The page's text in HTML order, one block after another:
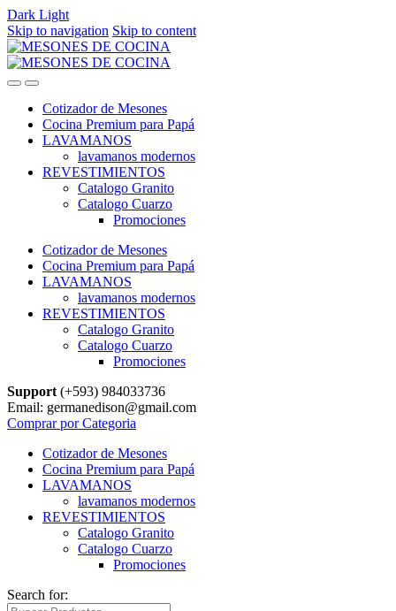
Dark Light
Skip to navigation Skip to content
Cotizador de Mesones
Cocina Premium para Papá
LAVAMANOS
lavamanos modernos
REVESTIMIENTOS
Catalogo Granito
Catalogo Cuarzo
Promociones
Cotizador de Mesones
Cocina Premium para Papá
LAVAMANOS
lavamanos modernos
REVESTIMIENTOS
Catalogo Granito
Catalogo Cuarzo
Promociones
Support (+593) 984033736
Email: germanedison@gmail.com
Comprar por Categoria
Cotizador de Mesones
Cocina Premium para Papá
LAVAMANOS
lavamanos modernos
REVESTIMIENTOS
Catalogo Granito
Catalogo Cuarzo
Promociones
Search for: